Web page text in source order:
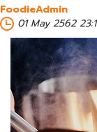
FoodieAdmin
01 May 2562